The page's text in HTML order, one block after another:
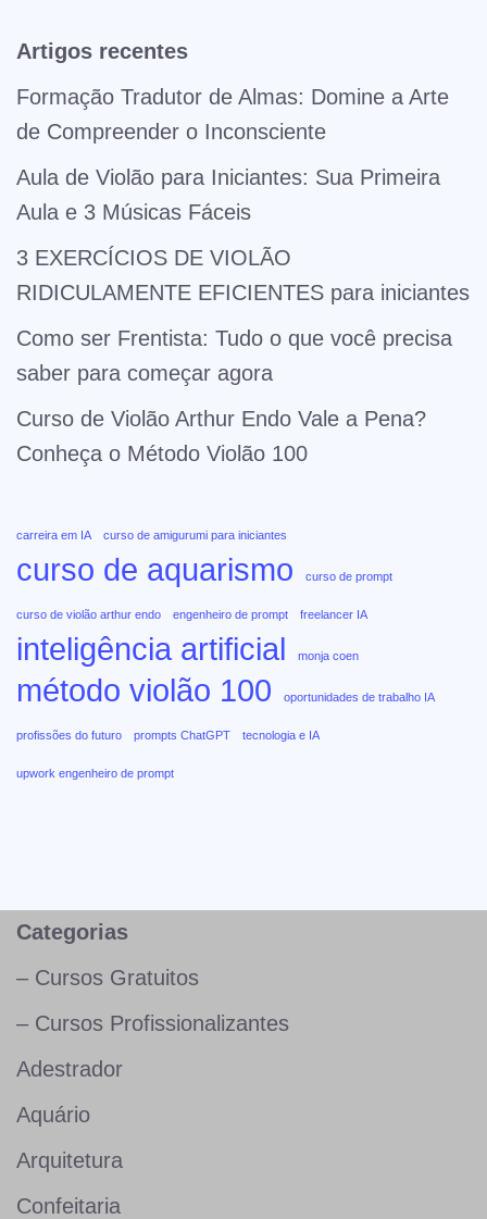
Artigos recentes
Formação Tradutor de Almas: Domine a Arte
de Compreender o Inconsciente
Aula de Violão para Iniciantes: Sua Primeira
Aula e 3 Músicas Fáceis
3 EXERCÍCIOS DE VIOLÃO
RIDICULAMENTE EFICIENTES para iniciantes
Como ser Frentista: Tudo o que você precisa
saber para começar agora
Curso de Violão Arthur Endo Vale a Pena?
Conheça o Método Violão 100
carreira em IA curso de amigurumi para iniciantes
curso de aquarismo curso de prompt
curso de violão arthur endo engenheiro de prompt freelancer IA
inteligência artificial monja coen
método violão 100 oportunidades de trabalho IA
profissões do futuro prompts ChatGPT tecnologia e IA
upwork engenheiro de prompt
Categorias
– Cursos Gratuitos
– Cursos Profissionalizantes
Adestrador
Aquário
Arquitetura
Confeitaria